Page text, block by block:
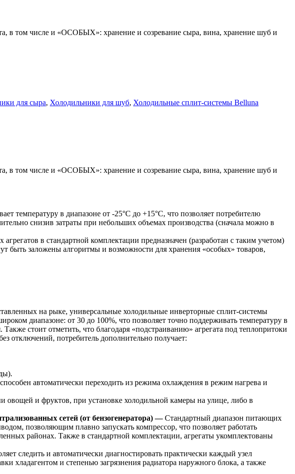
в том числе и «ОСОБЫХ»: хранение и созревание сыра, вина, хранение шуб и
для сыра, Холодильники для шуб, Холодильные сплит-системы Belluna
в том числе и «ОСОБЫХ»: хранение и созревание сыра, вина, хранение шуб и
температуру в диапазоне от -25°С до +15°С, что позволяет потребителю
снизив затраты при небольших объемах производства (сначала можно в
в стандартной комплектации предназначен (разработан с таким учетом)
быть заложены алгоритмы и возможности для хранения «особых» товаров,
на рыке, универсальные холодильные инверторные сплит-системы
диапазоне: от 30 до 100%, что позволяет точно поддерживать температуру в
стоит отметить, что благодаря «подстраиванию» агрегата под теплопритоки
отключений, потребитель дополнительно получает:
автоматически переходить из режима охлаждения в режим нагрева и
овощей и фруктов, при установке холодильной камеры на улице, либо в
сетей (от бензогенератора) —Стандартный диапазон питающих
позволяющим плавно запускать компрессор, что позволяет работать
районах. Также в стандартной комплектации, агрегаты укомплектованы
следить и автоматически диагностировать практически каждый узел
хладагентом и степенью загрязнения радиатора наружного блока, а также